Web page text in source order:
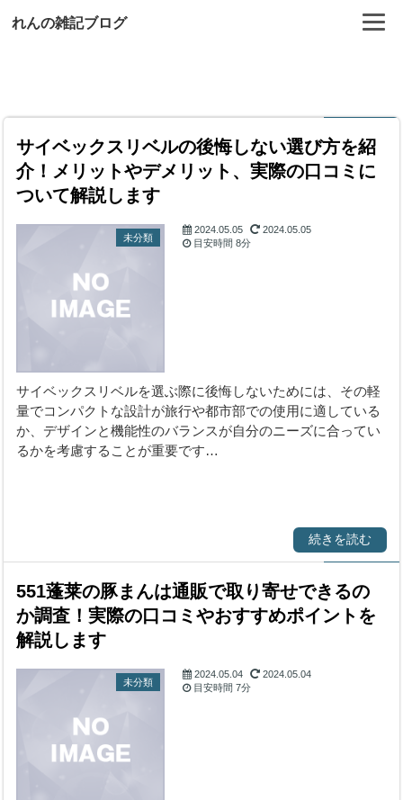
れんの雑記ブログ
サイベックスリベルの後悔しない選び方を紹
介！メリットやデメリット、実際の口コミに
ついて解説します
未分類
2024.05.05
2024.05.05
目安時間8分
サイベックスリベルを選ぶ際に後悔しないためには、その軽
量でコンパクトな設計が旅行や都市部での使用に適している
か、デザインと機能性のバランスが自分のニーズに合ってい
るかを考慮することが重要です…
続きを読む
551蓬莱の豚まんは通販で取り寄せできるの
か調査！実際の口コミやおすすめポイントを
解説します
未分類
2024.05.04
2024.05.04
目安時間7分